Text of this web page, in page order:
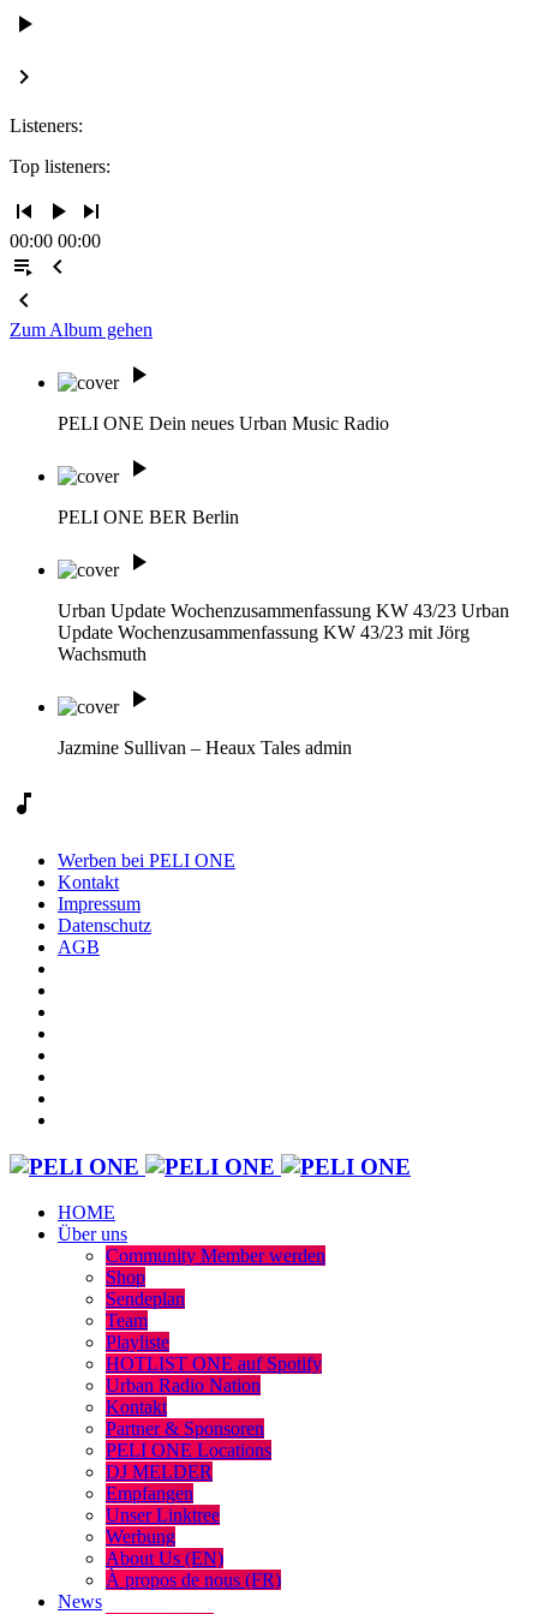
play_arrow
keyboard_arrow_right
Listeners:
Top listeners:
skip_previous play_arrow skip_next
00:00 00:00
playlist_play
chevron_left
chevron_left
Zum Album gehen
play_arrow
PELI ONE Dein neues Urban Music Radio
play_arrow
PELI ONE BER Berlin
play_arrow
Urban Update Wochenzusammenfassung KW 43/23 Urban
Update Wochenzusammenfassung KW 43/23 mit Jörg
Wachsmuth
play_arrow
Jazmine Sullivan – Heaux Tales admin
music_note
Werben bei PELI ONE
Kontakt
Impressum
Datenschutz
AGB
HOME
Über uns
Community Member werden
Shop
Sendeplan
Team
Playliste
HOTLIST ONE auf Spotify
Urban Radio Nation
Kontakt
Partner & Sponsoren
PELI ONE Locations
DJ MELDER
Empfangen
Unser Linktree
Werbung
About Us (EN)
À propos de nous (FR)
News